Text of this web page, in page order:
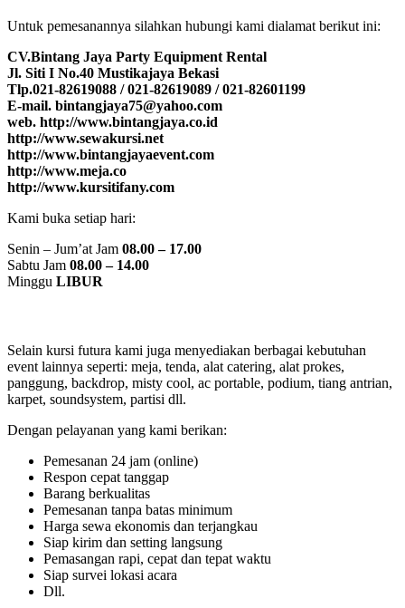
Untuk pemesanannya silahkan hubungi kami dialamat berikut ini:
CV.Bintang Jaya Party Equipment Rental
Jl. Siti I No.40 Mustikajaya Bekasi
Tlp.021-82619088 / 021-82619089 / 021-82601199
E-mail. bintangjaya75@yahoo.com
web. http://www.bintangjaya.co.id
http://www.sewakursi.net
http://www.bintangjayaevent.com
http://www.meja.co
http://www.kursitifany.com
Kami buka setiap hari:
Senin – Jum’at Jam 08.00 – 17.00
Sabtu Jam 08.00 – 14.00
Minggu LIBUR
Selain kursi futura kami juga menyediakan berbagai kebutuhan
event lainnya seperti: meja, tenda, alat catering, alat prokes,
panggung, backdrop, misty cool, ac portable, podium, tiang antrian,
karpet, soundsystem, partisi dll.
Dengan pelayanan yang kami berikan:
Pemesanan 24 jam (online)
Respon cepat tanggap
Barang berkualitas
Pemesanan tanpa batas minimum
Harga sewa ekonomis dan terjangkau
Siap kirim dan setting langsung
Pemasangan rapi, cepat dan tepat waktu
Siap survei lokasi acara
Dll.